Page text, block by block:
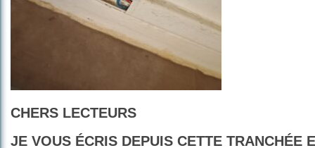
CHERS LECTEURS
JE VOUS ÉCRIS DEPUIS CETTE TRANCHÉE